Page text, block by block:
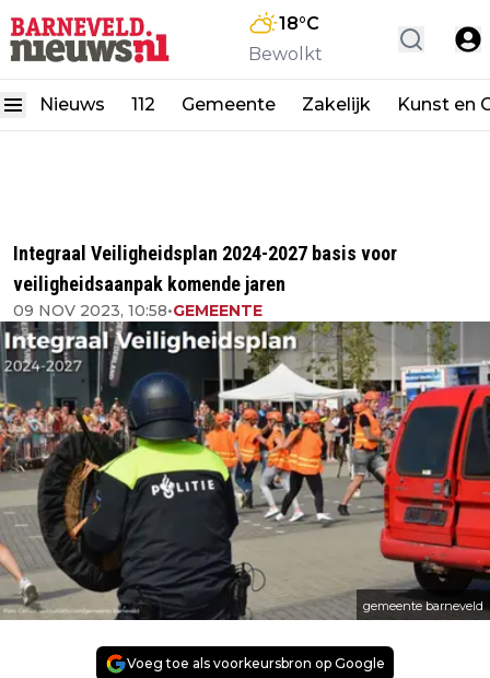
18°C
Bewolkt
Nieuws 112 Gemeente Zakelijk Kunst en
Integraal Veiligheidsplan 2024-2027 basis voor
veiligheidsaanpak komende jaren
09 NOV 2023, 10:58•GEMEENTE
gemeente barneveld
Voeg toe als voorkeursbron op Google